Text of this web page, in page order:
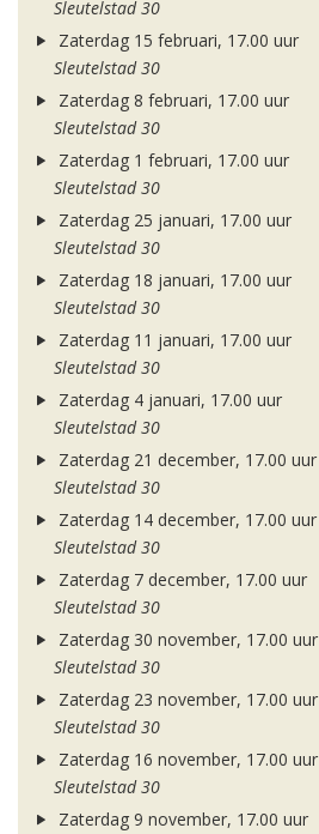
Sleutelstad 30
Zaterdag 15 februari, 17.00 uur
Sleutelstad 30
Zaterdag 8 februari, 17.00 uur
Sleutelstad 30
Zaterdag 1 februari, 17.00 uur
Sleutelstad 30
Zaterdag 25 januari, 17.00 uur
Sleutelstad 30
Zaterdag 18 januari, 17.00 uur
Sleutelstad 30
Zaterdag 11 januari, 17.00 uur
Sleutelstad 30
Zaterdag 4 januari, 17.00 uur
Sleutelstad 30
Zaterdag 21 december, 17.00 uur
Sleutelstad 30
Zaterdag 14 december, 17.00 uur
Sleutelstad 30
Zaterdag 7 december, 17.00 uur
Sleutelstad 30
Zaterdag 30 november, 17.00 uur
Sleutelstad 30
Zaterdag 23 november, 17.00 uur
Sleutelstad 30
Zaterdag 16 november, 17.00 uur
Sleutelstad 30
Zaterdag 9 november, 17.00 uur